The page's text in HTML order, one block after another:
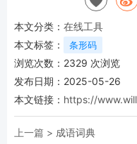
本文分类： 在线工具
本文标签：
条形码
浏览次数： 2329 次浏览
发布日期：2025-05-26
本文链接： https://
上一篇 > 成语词典